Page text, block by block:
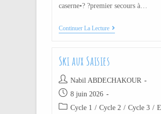
caserne•? ?premier secours à…
Continuer La Lecture
Ski aux Saisies
Nabil ABDECHAKOUR
8 juin 2026
Cycle 1 / Cycle 2 / Cycle 3 /